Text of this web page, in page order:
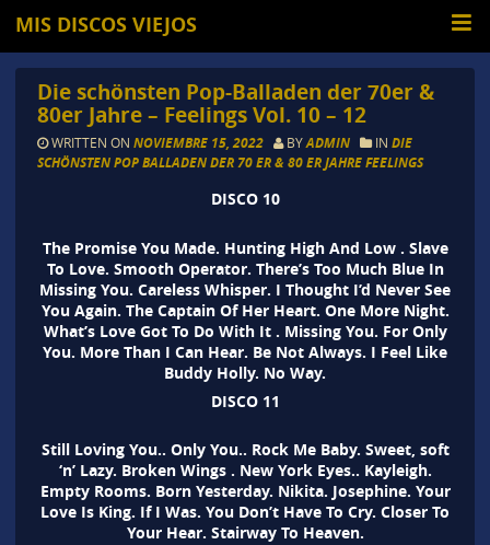
MIS DISCOS VIEJOS
Die schönsten Pop-Balladen der 70er &
80er Jahre – Feelings Vol. 10 – 12
WRITTEN ON NOVIEMBRE 15, 2022 BYADMIN IN DIE
SCHÖNSTEN POP BALLADEN DER 70 ER & 80 ER JAHRE FEELINGS
DISCO 10
The Promise You Made. Hunting High And Low . Slave
To Love. Smooth Operator. There’s Too Much Blue In
Missing You. Careless Whisper. I Thought I’d Never See
You Again. The Captain Of Her Heart. One More Night.
What’s Love Got To Do With It . Missing You. For Only
You. More Than I Can Hear. Be Not Always. I Feel Like
Buddy Holly. No Way.
DISCO 11
Still Loving You.. Only You.. Rock Me Baby. Sweet, soft
‘n’ Lazy. Broken Wings . New York Eyes.. Kayleigh.
Empty Rooms. Born Yesterday. Nikita. Josephine. Your
Love Is King. If I Was. You Don’t Have To Cry. Closer To
Your Hear. Stairway To Heaven.